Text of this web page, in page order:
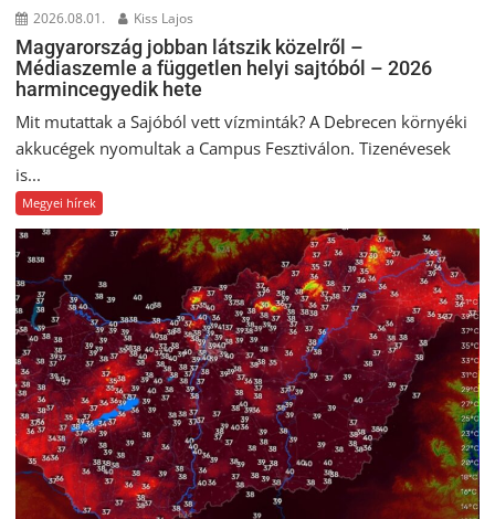
2026.08.01. Kiss Lajos
Magyarország jobban látszik közelről –
Médiaszemle a független helyi sajtóból – 2026
harmincegyedik hete
Mit mutattak a Sajóból vett vízminták? A Debrecen környéki
akkucégek nyomultak a Campus Fesztiválon. Tizenévesek
is...
Megyei hírek